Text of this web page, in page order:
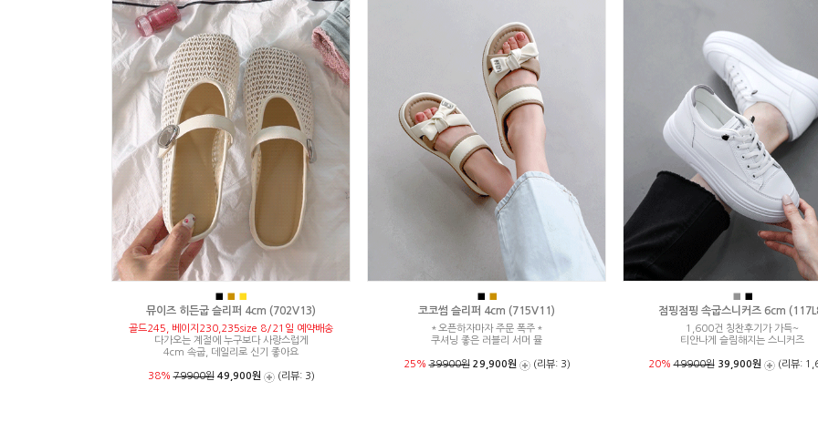
■ ■ ■
뮤이즈 히든굽 슬리퍼 4cm (702V13)
골드245, 베이지230,235size 8/21일 예약배송
다가오는 계절에 누구보다 사랑스럽게
4cm 속굽, 데일리로 신기 좋아요
38%79900원 49,900원 (리뷰: 3)
■ ■
코코썸 슬리퍼 4cm (715V11)
＊오픈하자마자 주문 폭주＊
쿠셔닝 좋은 러블리 서머 뮬
25%39900원 29,900원 (리뷰: 3)
■ ■
점핑점핑 속굽스니커즈 6cm
1,600건 칭찬후기가 가득~
티안나게 슬림해지는 스니커즈
20%49900원 39,900원 (리뷰: